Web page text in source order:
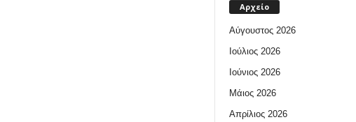
Αρχείο
Αύγουστος 2026
Ιούλιος 2026
Ιούνιος 2026
Μάιος 2026
Απρίλιος 2026